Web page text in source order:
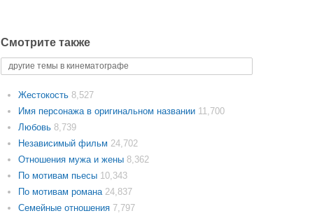
Смотрите также
другие темы в кинематографе
Жестокость 8,527
Имя персонажа в оригинальном названии 11,700
Любовь 8,739
Независимый фильм 24,702
Отношения мужа и жены 8,362
По мотивам пьесы 10,343
По мотивам романа 24,837
Семейные отношения 7,797